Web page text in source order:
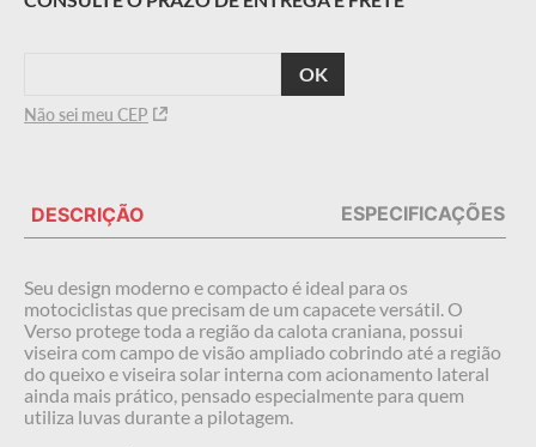
Não sei meu CEP
CALCULAR
O FRETE
DESCRIÇÃO ESPECIFICAÇÕES
Seu design moderno e compacto é ideal para os
motociclistas que precisam de um capacete versátil. O
Verso protege toda a região da calota craniana, possui
viseira com campo de visão ampliado cobrindo até a região
do queixo e viseira solar interna com acionamento lateral
ainda mais prático, pensado especialmente para quem
utiliza luvas durante a pilotagem.